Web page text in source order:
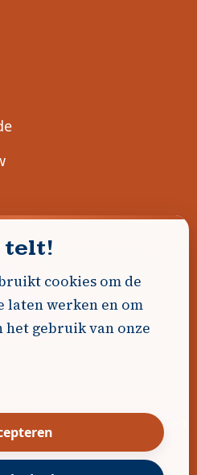
ons!
Algemene voorwaarden
Cookiebeleid|
DavidHosse.net
telt!
cookies om de
laten werken en om
gebruik van onze